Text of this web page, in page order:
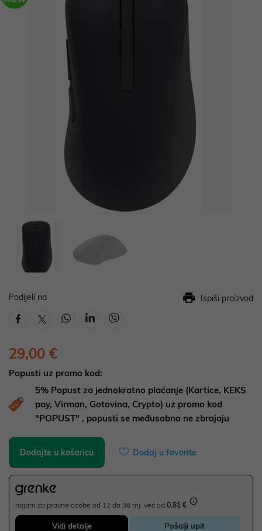
Podijeli na Ispiši proizvod
29,00 €
Popusti uz promo kod:
5% Popust za jednokratno plaćanje (Kartice, KEKS
pay, Virman, Gotovina, Crypto) uz promo kod
"POPUST" , popusti se međusobno ne zbrajaju
Dodajte u košaricu Dodaj u favorite
najam za pravne osobe od 12 do 36 mj. već od 0,81 €
Vidi detalje Pošalji upit